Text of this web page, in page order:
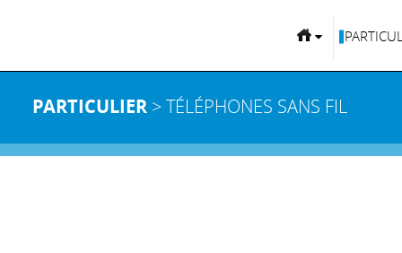
PARTICULIER > TÉLÉPHONES SANS FIL